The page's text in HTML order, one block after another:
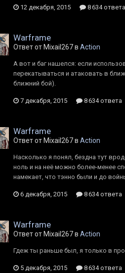
12 декабря, 2015 8 634 ответа
Warframe
Ответ от Mixail267 в Action
А вот и баг нашелся: если
перекатываться и атаковать в
ближний бой).
7 декабря, 2015 8 634 ответа
Warframe
Ответ от Mixail267 в Action
Насколько я понял, бездна тут
ноль и на неё можно более-менее
намекает, что тэнно были и до
6 декабря, 2015 8 634 ответа
Warframe
Ответ от Mixail267 в Action
Гдеж ты раньше был, я только в
5 декабря, 2015 8 634 ответа